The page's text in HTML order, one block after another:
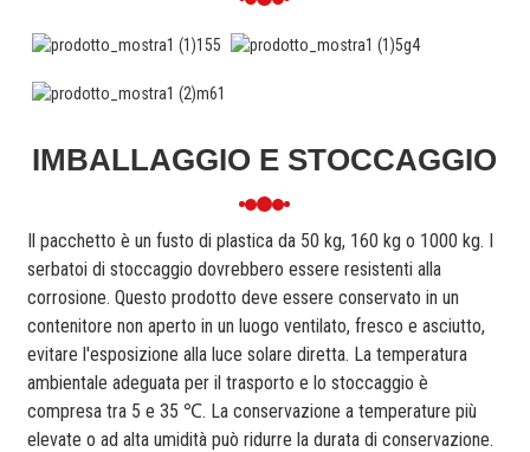
IMBALLAGGIO E STOCCAGGIO
Il pacchetto è un fusto di plastica da 50 kg, 160 kg o 1000 kg. I
serbatoi di stoccaggio dovrebbero essere resistenti alla
corrosione. Questo prodotto deve essere conservato in un
contenitore non aperto in un luogo ventilato, fresco e asciutto,
evitare l'esposizione alla luce solare diretta. La temperatura
ambientale adeguata per il trasporto e lo stoccaggio è
compresa tra 5 e 35 ℃. La conservazione a temperature più
elevate o ad alta umidità può ridurre la durata di conservazione.